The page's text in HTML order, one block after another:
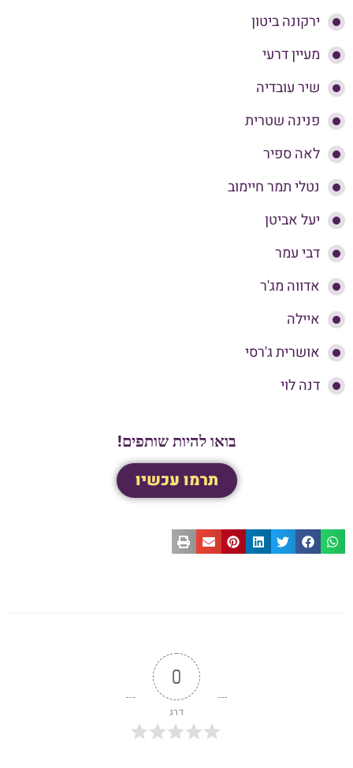
ירקונה ביטון
מעיין דרעי
שיר עובדיה
פנינה שטרית
לאה ספיר
נטלי תמר חיימוב
יעל אביטן
דבי עמר
אדווה מג'ר
איילה
אושרית ג'רסי
דנה לוי
בואו להיות שותפים!
תרמו עכשיו
0
דרג